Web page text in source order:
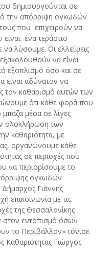
δημιουργούνται σε
την απόρριψη ογκωδών
που επιχειρούν να
ένα τεράστιο
λύσουμε. Οι ελλείψεις
να είναι
εξοπλισμό όσο και σε
είναι αδύνατον να
τον καθαρισμό αυτών των
ότι κάθε φορά που
μέσα σε λίγες
ολοκλήρωση των
καθαριότητα, με
οργανώνουμε κάθε
σε περιοχές που
να περιορίσουμε το
ογκωδών
Γιάννης
επικοινωνία με τις
της Θεσσαλονίκης
εντοπισμό όσων
το Περιβάλλον» τόνισε
Καθαριότητας Γιώργος